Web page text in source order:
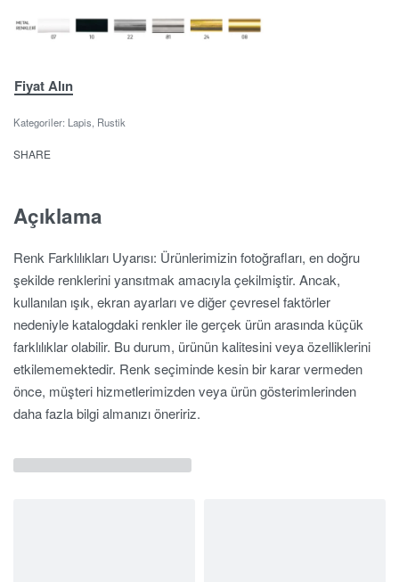
Fiyat Alın
Kategoriler: Lapis Rustik
SHARE
Açıklama
Renk Farklılıkları Uyarısı: Ürünlerimizin fotoğrafları, en doğru
şekilde renklerini yansıtmak amacıyla çekilmiştir. Ancak,
kullanılan ışık, ekran ayarları ve diğer çevresel faktörler
nedeniyle katalogdaki renkler ile gerçek ürün arasında küçük
farklılıklar olabilir. Bu durum, ürünün kalitesini veya özelliklerini
etkilememektedir. Renk seçiminde kesin bir karar vermeden
önce, müşteri hizmetlerimizden veya ürün gösterimlerinden
daha fazla bilgi almanızı öneririz.
İlgili Ürünler